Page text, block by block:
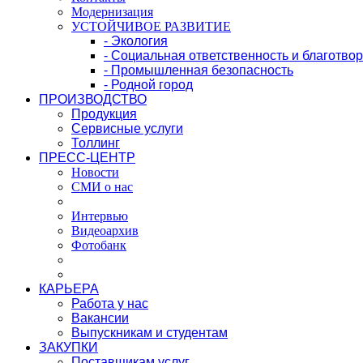
Модернизация
УСТОЙЧИВОЕ РАЗВИТИЕ
- Экология
- Социальная ответственность и
- Промышленная безопасность
- Родной город
ПРОИЗВОДСТВО
Продукция
Сервисные услуги
Толлинг
ПРЕСС-ЦЕНТР
Новости
СМИ о нас
Интервью
Видеоархив
Фотобанк
КАРЬЕРА
Работа у нас
Вакансии
Выпускникам и студентам
ЗАКУПКИ